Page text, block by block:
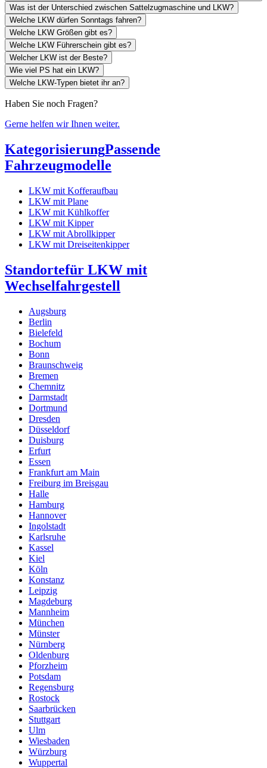
Was ist der Unterschied zwischen Sattelzugmaschine und LKW?
Welche LKW dürfen Sonntags fahren?
Welche LKW Größen gibt es?
Welche LKW Führerschein gibt es?
Welcher LKW ist der Beste?
Wie viel PS hat ein LKW?
Welche LKW-Typen bietet ihr an?
Haben Sie noch Fragen?
Gerne helfen wir Ihnen weiter.
KategorisierungPassende
Fahrzeugmodelle
LKW mit Kofferaufbau
LKW mit Plane
LKW mit Kühlkoffer
LKW mit Kipper
LKW mit Abrollkipper
LKW mit Dreiseitenkipper
Standortefür LKW mit
Wechselfahrgestell
Augsburg
Berlin
Bielefeld
Bochum
Bonn
Braunschweig
Bremen
Chemnitz
Darmstadt
Dortmund
Dresden
Düsseldorf
Duisburg
Erfurt
Essen
Frankfurt am Main
Freiburg im Breisgau
Halle
Hamburg
Hannover
Ingolstadt
Karlsruhe
Kassel
Kiel
Köln
Konstanz
Leipzig
Magdeburg
Mannheim
München
Münster
Nürnberg
Oldenburg
Pforzheim
Potsdam
Regensburg
Rostock
Saarbrücken
Stuttgart
Ulm
Wiesbaden
Würzburg
Wuppertal